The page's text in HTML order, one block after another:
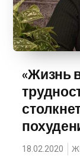
«Жизнь
18.02.2020